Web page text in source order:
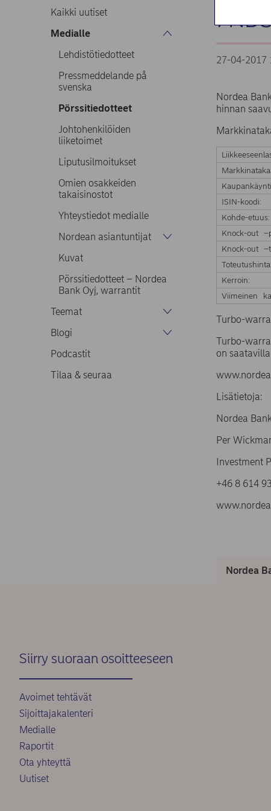
Kaikki uutiset
Medialle
Lehdistötiedotteet
Pressmeddelande på
svenska
Pörssitiedotteet
Johtohenkilöiden
liiketoimet
Liputusilmoitukset
Omien osakkeiden
takaisinostot
Yhteystiedot medialle
Nordean asiantuntijat
Kuvat
Pörssitiedotteet – Nordea
Bank Oyj, warrantit
Teemat
Blogi
Podcastit
Tilaa & seuraa
27-04-2017
Nordea
hinnan
ISIN-koodi:
Kohde-etuus:
Knock-out
Knock-out
Toteutushinta:
Kerroin:
Viimeinen
Turbo-
Turbo-
on
Lisätietoja:
Nordea
Per
Investment
+46 8 614
Nordea
Siirry suoraan osoitteeseen
Avoimet tehtävät
Sijoittajakalenteri
Medialle
Raportit
Ota yhteyttä
Uutiset